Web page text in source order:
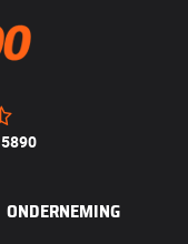
5890
ONDERNEMING